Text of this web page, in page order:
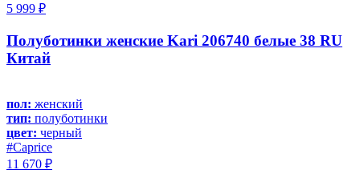
5 999 ₽
Полуботинки женские Kari 206740 белые 38 RU
Китай
пол: женский
тип: полуботинки
цвет: черный
#Caprice
11 670 ₽